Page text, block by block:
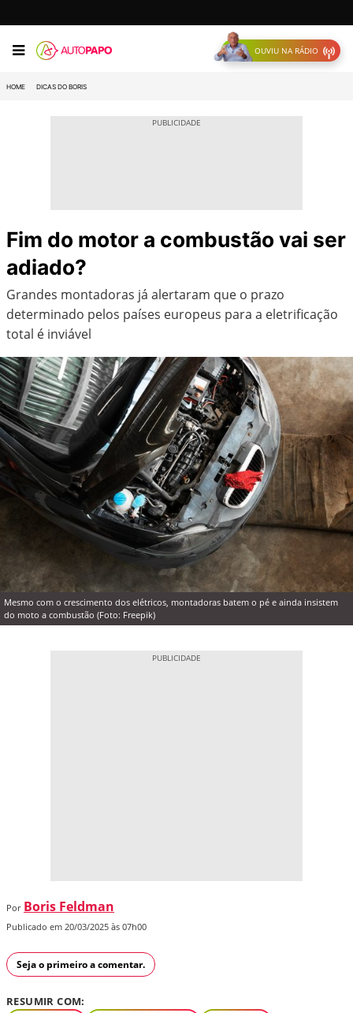
OUVIU NA RÁDIO
HOME DICAS DO BORIS
Fim do motor a combustão vai ser
adiado?
Grandes montadoras já alertaram que o prazo
determinado pelos países europeus para a eletrificação
total é inviável
Mesmo com o crescimento dos elétricos, montadoras batem o pé e ainda insistem
do moto a combustão (Foto: Freepik)
Por Boris Feldman
Publicado em 20/03/2025 às 07h00
Seja o primeiro a comentar.
RESUMIR COM: